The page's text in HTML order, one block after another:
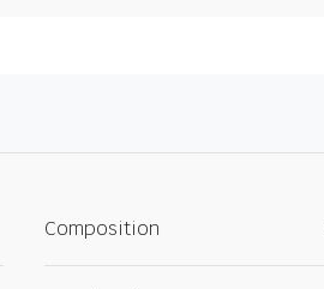
Composition